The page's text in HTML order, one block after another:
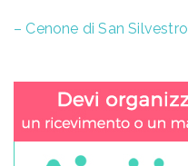
– Cenone di San Silvestro